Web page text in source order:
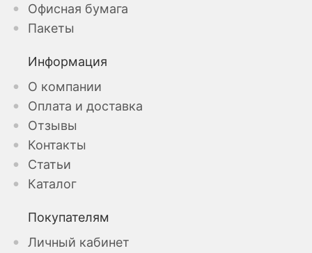
Офисная бумага
Пакеты
Информация
О компании
Оплата и доставка
Отзывы
Контакты
Статьи
Каталог
Покупателям
Личный кабинет